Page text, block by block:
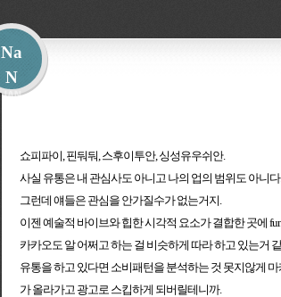
Na
N
쇼피파이, 핀둬둬, 스후이투안, 싱성유우쉬안.
사실 유통은 내 관심사도 아니고 나의 업의 범위도 아니다.
그런데 얘들은 관심을 안가질수가 없는거지.
이젠 예술적 바이브와 힙한 시각적 요소가 결합한 곳에
카카오도 알 어쩌고 하는 걸 비슷하게 따라 하고 있는거
유통을 하고 있다면 소비패턴을 분석하는 것 못지않게
가 올라가고 광고로 스킵하게 되버릴테니까.